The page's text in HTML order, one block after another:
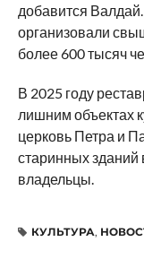
добавится
организовали
более 600 тысяч
В 2025 году
лишним объектах
церковь Петра и
старинных зданий
владельцы.
КУЛЬТУРА,